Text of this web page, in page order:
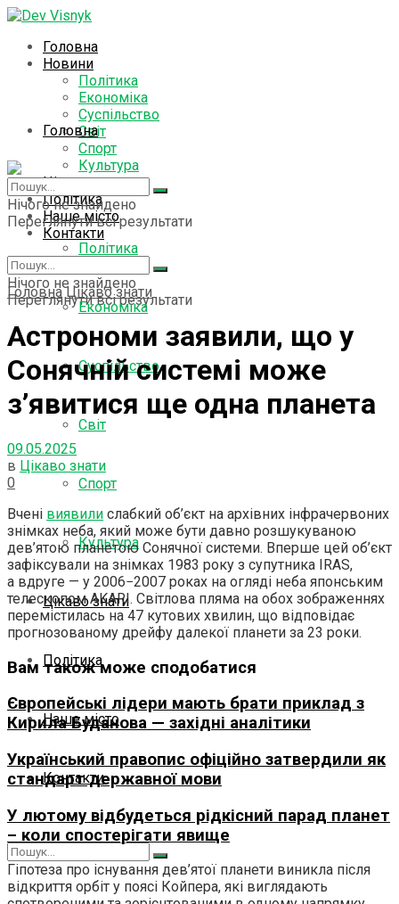
Головна
Новини
Політика
Економіка
Суспільство
Світ
Спорт
Культура
Цікаво знати
Політика
Наше місто
Контакти
Нічого не знайдено
Переглянути всі результати
Головна
Новини
Політика
Економіка
Суспільство
Світ
Спорт
Культура
Цікаво знати
Політика
Наше місто
Контакти
Нічого не знайдено
Переглянути всі результати
Головна Цікаво знати
Астрономи заявили, що у
Сонячній системі може
з’явитися ще одна планета
09.05.2025
в Цікаво знати
0
Вчені виявили слабкий об’єкт на архівних інфрачервоних
знімках неба, який може бути давно розшукуваною
дев’ятою планетою Сонячної системи. Вперше цей об’єкт
зафіксували на знімках 1983 року з супутника IRAS,
а вдруге — у 2006−2007 роках на огляді неба японським
телескопом AKARI. Світлова пляма на обох зображеннях
перемістилась на 47 кутових хвилин, що відповідає
прогнозованому дрейфу далекої планети за 23 роки.
Вам також може сподобатися
Європейські лідери мають брати приклад з
Кирила Буданова — західні аналітики
Український правопис офіційно затвердили як
стандарт державної мови
У лютому відбудеться рідкісний парад планет
– коли спостерігати явище
Гіпотеза про існування дев’ятої планети виникла після
відкриття орбіт у поясі Койпера, які виглядають